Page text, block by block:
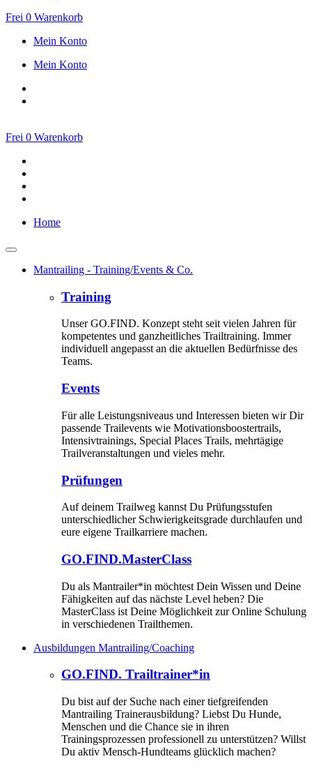
Frei 0 Warenkorb
Mein Konto
Mein Konto
Frei 0 Warenkorb
Home
Mantrailing - Training/Events & Co.
Training
Unser GO.FIND. Konzept steht seit vielen Jahren für
kompetentes und ganzheitliches Trailtraining. Immer
individuell angepasst an die aktuellen Bedürfnisse des
Teams.
Events
Für alle Leistungsniveaus und Interessen bieten wir Dir
passende Trailevents wie Motivationsboostertrails,
Intensivtrainings, Special Places Trails, mehrtägige
Trailveranstaltungen und vieles mehr.
Prüfungen
Auf deinem Trailweg kannst Du Prüfungsstufen
unterschiedlicher Schwierigkeitsgrade durchlaufen und
eure eigene Trailkarriere machen.
GO.FIND.MasterClass
Du als Mantrailer*in möchtest Dein Wissen und Deine
Fähigkeiten auf das nächste Level heben? Die
MasterClass ist Deine Möglichkeit zur Online Schulung
in verschiedenen Trailthemen.
Ausbildungen Mantrailing/Coaching
GO.FIND. Trailtrainer*in
Du bist auf der Suche nach einer tiefgreifenden
Mantrailing Trainerausbildung? Liebst Du Hunde,
Menschen und die Chance sie in ihren
Trainingsprozessen professionell zu unterstützen? Willst
Du aktiv Mensch-Hundteams glücklich machen?